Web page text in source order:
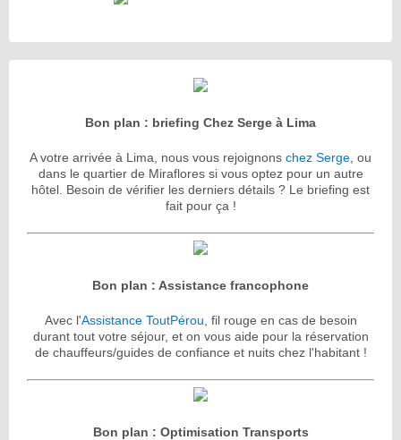
Bon plan : briefing Chez Serge à Lima
A votre arrivée à Lima, nous vous rejoignons chez Serge , ou
dans le quartier de Miraflores si vous optez pour un autre
hôtel. Besoin de vérifier les derniers détails ? Le briefing est
fait pour ça !
Bon plan : Assistance francophone
Avec l'Assistance ToutPérou , fil rouge en cas de besoin
durant tout votre séjour, et on vous aide pour la réservation
de chauffeurs/guides de confiance et nuits chez l'habitant !
Bon plan : Optimisation Transports